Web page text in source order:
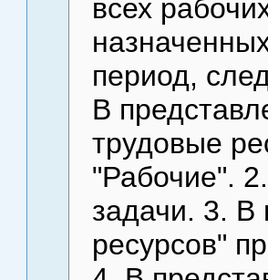
всех
период,
В
трудовые
"Рабочие".
задачи. 3. В
ресурсов"